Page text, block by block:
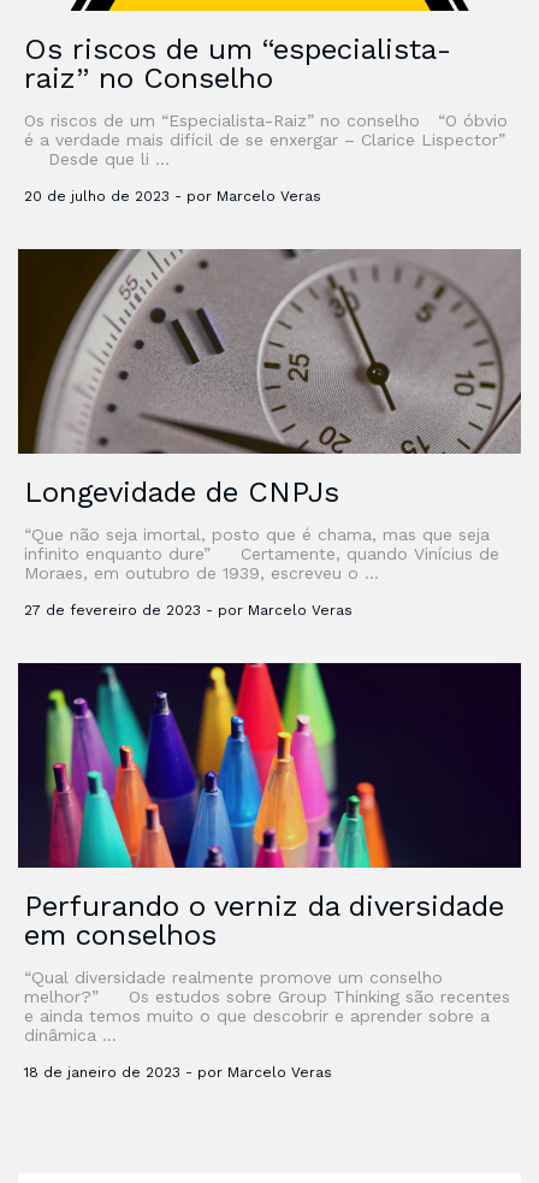
Os riscos de um “especialista-
raiz” no Conselho
Os riscos de um “Especialista-Raiz” no conselho “O óbvio
é a verdade mais difícil de se enxergar – Clarice Lispector”
Desde que li …
20 de julho de 2023 - por Marcelo Veras
Longevidade de CNPJs
“Que não seja imortal, posto que é chama, mas que seja
infinito enquanto dure” Certamente, quando Vinícius de
Moraes, em outubro de 1939, escreveu o …
27 de fevereiro de 2023 - por Marcelo Veras
Perfurando o verniz da diversidade
em conselhos
“Qual diversidade realmente promove um conselho
melhor?” Os estudos sobre Group Thinking são recentes
e ainda temos muito o que descobrir e aprender sobre a
dinâmica …
18 de janeiro de 2023 - por Marcelo Veras